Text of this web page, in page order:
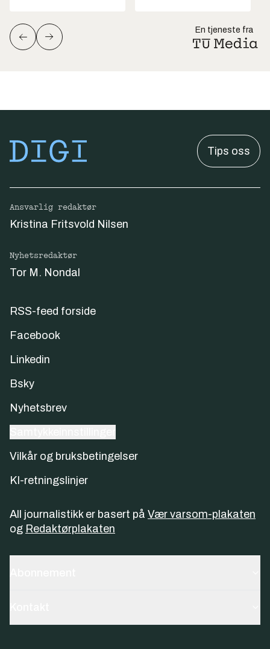
En tjeneste fra
Tips oss
Ansvarlig redaktør
Kristina Fritsvold Nilsen
Nyhetsredaktør
Tor M. Nondal
RSS-feed forside
Facebook
Linkedin
Bsky
Nyhetsbrev
Vilkår og bruksbetingelser
KI-retningslinjer
All journalistikk er basert på Vær varsom-plakaten
og Redaktørplakaten